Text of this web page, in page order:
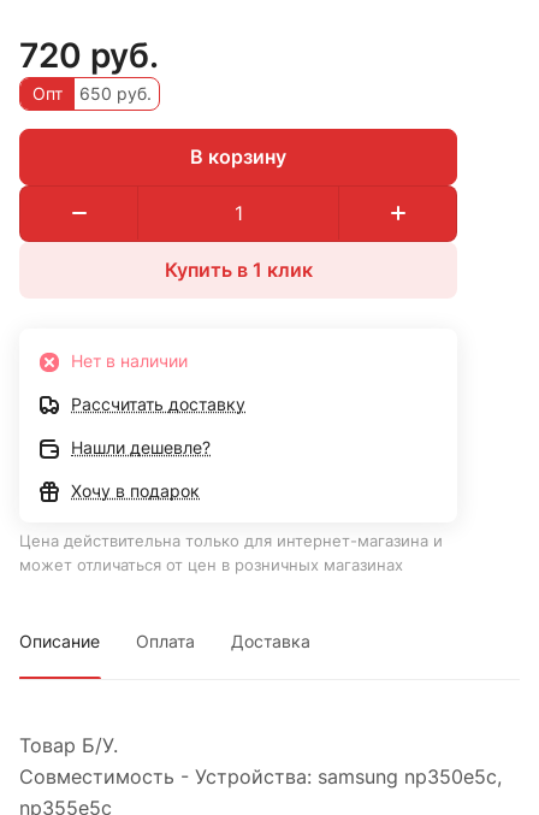
720 руб.
Опт 650 руб.
В корзину
Купить в 1 клик
Нет в наличии
Рассчитать доставку
Нашли дешевле?
Хочу в подарок
Цена действительна только для интернет-магазина и
может отличаться от цен в розничных магазинах
Описание Оплата Доставка
Товар Б/У.
Совместимость - Устройства: samsung np350e5c,
np355e5c